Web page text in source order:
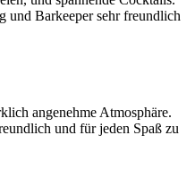
und Barkeeper sehr freundlich
angenehme Atmosphäre.
und für jeden Spaß zu